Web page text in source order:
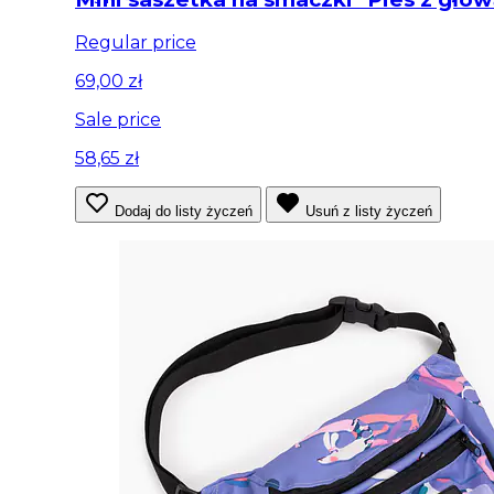
Regular price
69,00 zł
Sale price
58,65 zł
Dodaj do listy życzeń Usuń z listy życzeń